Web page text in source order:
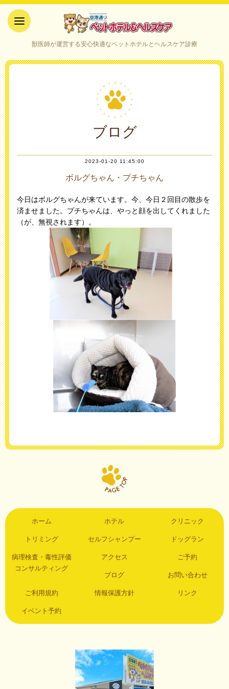
ケア｜山口県宇部市
獣医師が運営する安心快適なペットホテルとヘルスケア診療
ブログ
2023-01-20 11:45:00
ボルグちゃん・プチちゃん
今日はボルグちゃんが来ています。今、今日２回目の散歩を
済ませました。プチちゃんは、やっと顔を出してくれました
（が、無視されます）。
ホーム ホテル クリニック
トリミング セルフシャンプー ドッグラン
病理検査・毒性評価
コンサルティング
アクセス ご予約
ブログ お問い合わせ
ご利用規約 情報保護方針 リンク
イベント予約